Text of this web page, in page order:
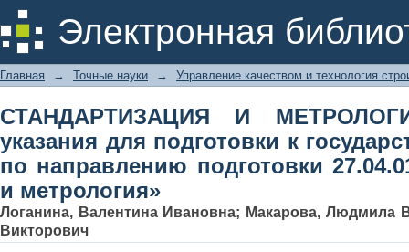
Электронная
СТАНДАРТИЗАЦИЯ И МЕТРОЛОГИЯ.
государственному экзамену
«Стандартизация и метрология»
Главная → Точные науки → Управление качеством и технология
СТАНДАРТИЗАЦИЯ И
указания для подготовки к
по направлению подготовки
и метрология»
Логанина, Валентина Ивановна; Макарова, Людмила
Викторович